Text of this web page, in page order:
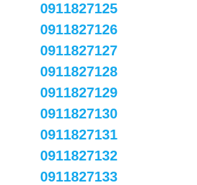
0911827125
0911827126
0911827127
0911827128
0911827129
0911827130
0911827131
0911827132
0911827133